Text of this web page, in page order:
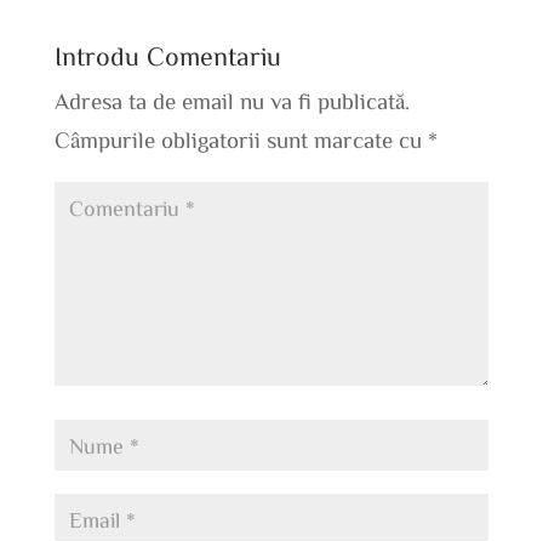
Introdu Comentariu
Adresa ta de email nu va fi publicată.
Câmpurile obligatorii sunt marcate cu *